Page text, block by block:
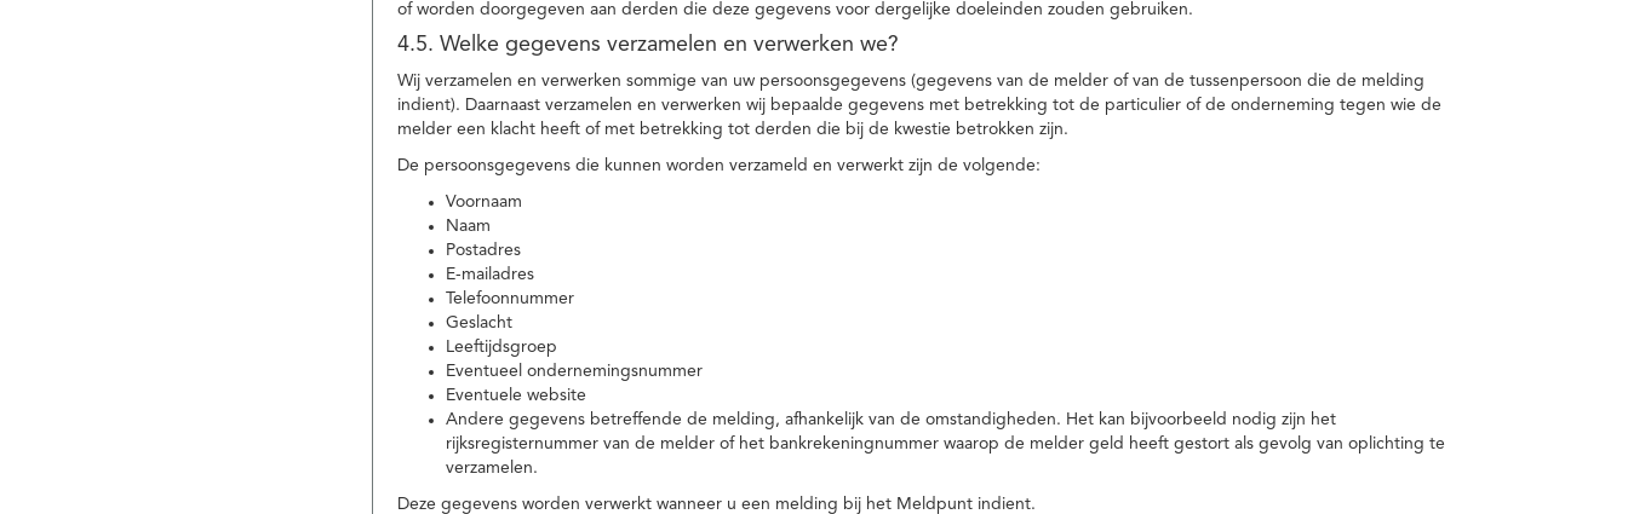
of worden doorgegeven aan derden die deze gegevens voor dergelijke doeleinden zouden gebruiken.
4.5. Welke gegevens verzamelen en verwerken we?
Wij verzamelen en verwerken sommige van uw persoonsgegevens (gegevens van de melder of van de tussenpersoon die de melding
indient). Daarnaast verzamelen en verwerken wij bepaalde gegevens met betrekking tot de particulier of de onderneming tegen wie de
melder een klacht heeft of met betrekking tot derden die bij de kwestie betrokken zijn.
De persoonsgegevens die kunnen worden verzameld en verwerkt zijn de volgende:
Voornaam
Naam
Postadres
E-mailadres
Telefoonnummer
Geslacht
Leeftijdsgroep
Eventueel ondernemingsnummer
Eventuele website
Andere gegevens betreffende de melding, afhankelijk van de omstandigheden. Het kan bijvoorbeeld nodig zijn het
rijksregisternummer van de melder of het bankrekeningnummer waarop de melder geld heeft gestort als gevolg van oplichting te
verzamelen.
Deze gegevens worden verwerkt wanneer u een melding bij het Meldpunt indient.